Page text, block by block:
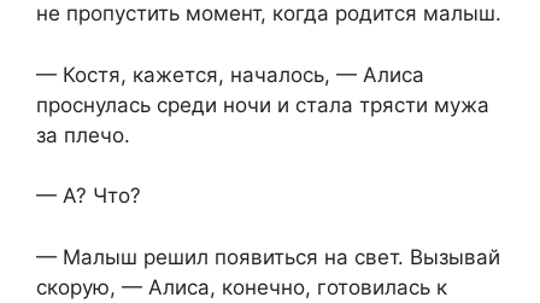
не пропустить момент, когда родится малыш.
— Костя, кажется, началось, — Алиса
проснулась среди ночи и стала трясти мужа
за плечо.
— А? Что?
— Малыш решил появиться на свет. Вызывай
скорую, — Алиса, конечно, готовилась к